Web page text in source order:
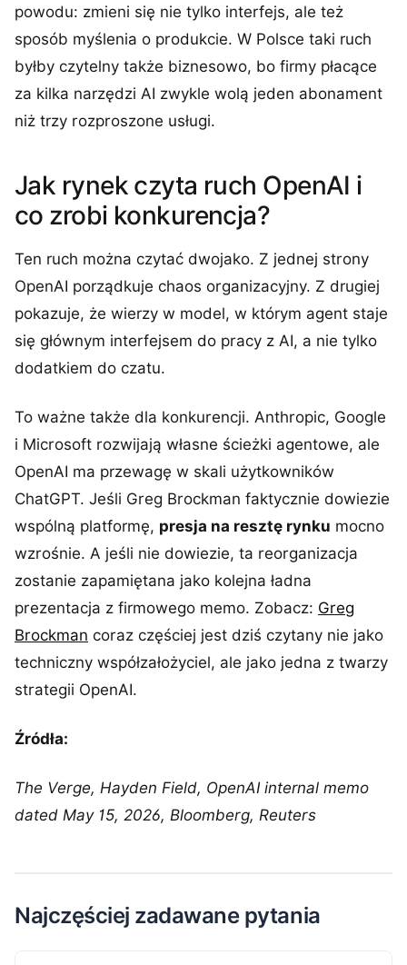
powodu: zmieni się nie tylko interfejs, ale też
sposób myślenia o produkcie. W Polsce taki ruch
byłby czytelny także biznesowo, bo firmy płacące
za kilka narzędzi AI zwykle wolą jeden abonament
niż trzy rozproszone usługi.
Jak rynek czyta ruch OpenAI i
co zrobi konkurencja?
Ten ruch można czytać dwojako. Z jednej strony
OpenAI porządkuje chaos organizacyjny. Z drugiej
pokazuje, że wierzy w model, w którym agent staje
się głównym interfejsem do pracy z AI, a nie tylko
dodatkiem do czatu.
To ważne także dla konkurencji. Anthropic, Google
i Microsoft rozwijają własne ścieżki agentowe, ale
OpenAI ma przewagę w skali użytkowników
ChatGPT. Jeśli Greg Brockman faktycznie dowiezie
wspólną platformę, presja na resztę rynku mocno
wzrośnie. A jeśli nie dowiezie, ta reorganizacja
zostanie zapamiętana jako kolejna ładna
prezentacja z firmowego memo. Zobacz: Greg
Brockman coraz częściej jest dziś czytany nie jako
techniczny współzałożyciel, ale jako jedna z twarzy
strategii OpenAI.
Źródła:
The Verge, Hayden Field, OpenAI internal memo
dated May 15, 2026, Bloomberg, Reuters
Najczęściej zadawane pytania